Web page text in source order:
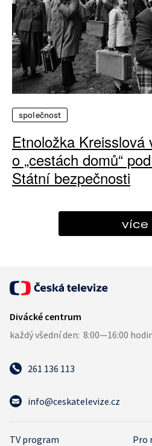
společnost
Etnoložka Kreisslová
o „cestách domů“
Státní bezpečnosti
více
261 136 113
info@ceskatelevize.cz
TV program Pro